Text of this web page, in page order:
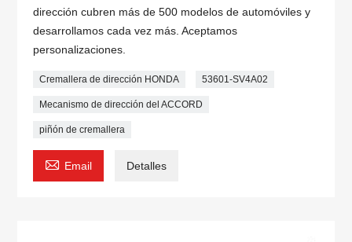
dirección cubren más de 500 modelos de automóviles y
desarrollamos cada vez más. Aceptamos
personalizaciones.
Cremallera de dirección HONDA 53601-SV4A02
Mecanismo de dirección del ACCORD
piñón de cremallera
 Email Detalles